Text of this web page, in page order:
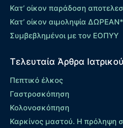
Κατ’ οίκον παράδοση
Κατ’ οίκον αιμοληψία ΔΩΡΕΑΝ*
Συμβεβλημένοι με τον ΕΟΠΥΥ
Τελευταία Άρθρα
Πεπτικό έλκος
Γαστροσκόπηση
Κολονοσκόπηση
Καρκίνος μαστού. Η πρόληψη